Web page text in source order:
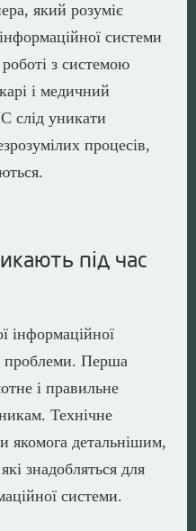
який розуміє
системи
роботі з системою
і медичний
слід уникати
процесів,
під час
інформаційної
проблеми. Перша
і правильне
Технічне
якомога детальнішим,
знадобляться для
системи.